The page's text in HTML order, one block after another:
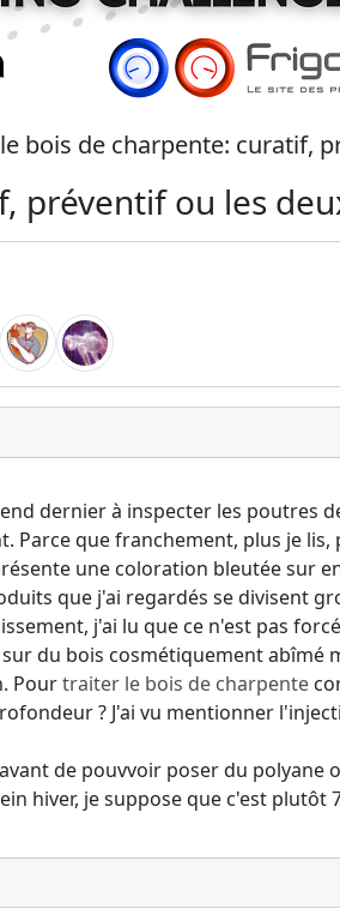
bois de charpente: curatif,
préventif ou les
dernier à inspecter les poutres
que franchement, plus je
une coloration bleutée sur
que j'ai regardés se divisent
j'ai lu que ce n'est pas
du bois cosmétiquement
Pourtraiter le bois de charpente
? J'ai vu mentionner
de pouvvoir poser du
hiver, je suppose que c'est plutôt